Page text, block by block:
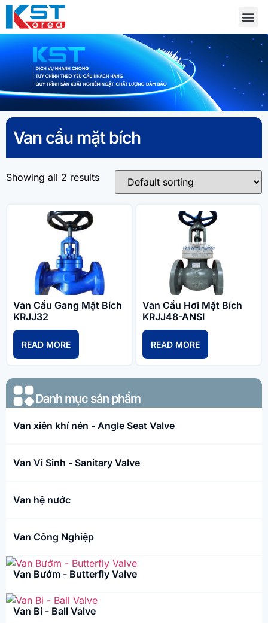
Danh mục sản phẩm​
Van xiên khí nén - Angle Seat Valve
Van Vi Sinh - Sanitary Valve
Van hệ nước
Van Công Nghiệp
Van Bướm - Butterfly Valve
Van Bi - Ball Valve
Van cầu mặt bích
Showing all 2 results
Van Cầu Gang Mặt Bích
KRJJ32
READ MORE
Van Cầu Hơi Mặt Bích
KRJJ48-ANSI
READ MORE